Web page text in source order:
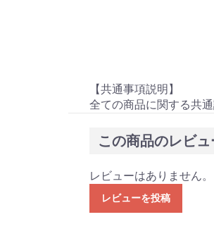
【共通事項説明】
全ての商品に関する共
この商品のレビュ
レビューはありません。
レビューを投稿